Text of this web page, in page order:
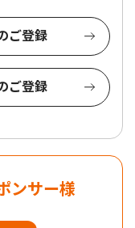
ご登録
ご登録
ンサー様